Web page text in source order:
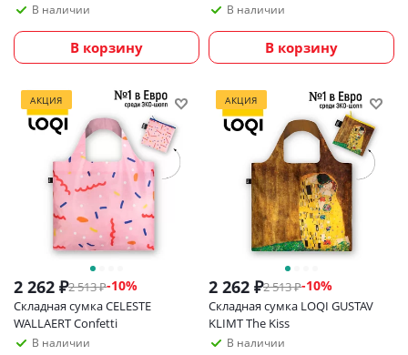
В наличии
В корзину
В наличии
В корзину
АКЦИЯ
2 262 ₽2 513₽-10%
Складная сумка CELESTE
WALLAERT Confetti
В наличии
АКЦИЯ
2 262 ₽2 513₽-10%
Складная сумка LOQI GUSTAV
KLIMT The Kiss
В наличии